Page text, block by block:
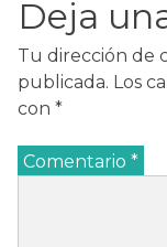
Deja
Tu dirección de
publicada. Los
con *
Comentario *